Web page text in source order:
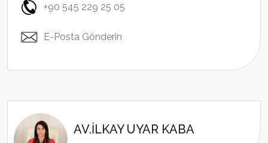
+90 545 229 25 05
E-Posta Gönderin
AV.İLKAY UYAR KABA